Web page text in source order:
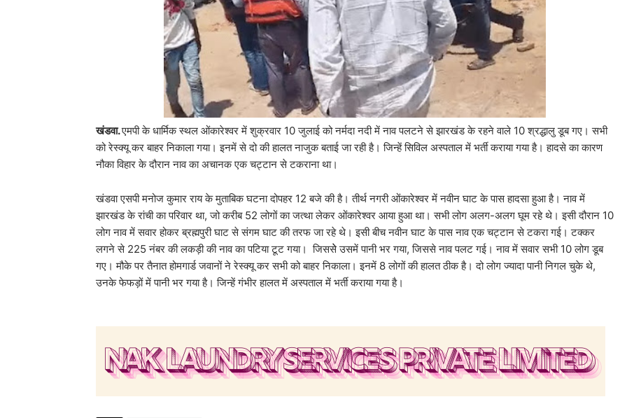
खंडवा.एमपी के धार्मिक स्थल ओंकारेश्वर में शुक्रवार 10 जुलाई को नर्मदा नदी में नाव पलटने से झारखंड के रहने वाले 10 श्रद्धालु डूब गए। सभी
को रेस्क्यू कर बाहर निकाला गया। इनमें से दो की हालत नाजुक बताई जा रही है। जिन्हें सिविल अस्पताल में भर्ती कराया गया है। हादसे का कारण
नौका विहार के दौरान नाव का अचानक एक चट्टान से टकराना था।
खंडवा एसपी मनोज कुमार राय के मुताबिक घटना दोपहर 12 बजे की है। तीर्थ नगरी ओंकारेश्वर में नवीन घाट के पास हादसा हुआ है। नाव में
झारखंड के रांची का परिवार था, जो करीब 52 लोगों का जत्था लेकर ओंकारेश्वर आया हुआ था। सभी लोग अलग-अलग घूम रहे थे। इसी दौरान 10
लोग नाव में सवार होकर ब्रह्मपुरी घाट से संगम घाट की तरफ जा रहे थे। इसी बीच नवीन घाट के पास नाव एक चट्टान से टकरा गई। टक्कर
लगने से 225 नंबर की लकड़ी की नाव का पटिया टूट गया। जिससेे उसमें पानी भर गया, जिससे नाव पलट गई। नाव में सवार सभी 10 लोग डूब
गए। मौके पर तैनात होमगार्ड जवानों ने रेस्क्यू कर सभी को बाहर निकाला। इनमें 8 लोगों की हालत ठीक है। दो लोग ज्यादा पानी निगल चुके थे,
उनके फेफड़ों में पानी भर गया है। जिन्हें गंभीर हालत में अस्पताल में भर्ती कराया गया है।